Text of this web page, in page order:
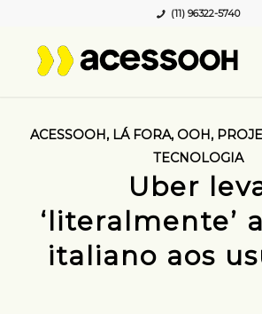
(11) 96322-5740
ACESSOOH, LÁ FORA, OOH,
TECNOLOGIA
Uber
‘literalmente’
italiano aos